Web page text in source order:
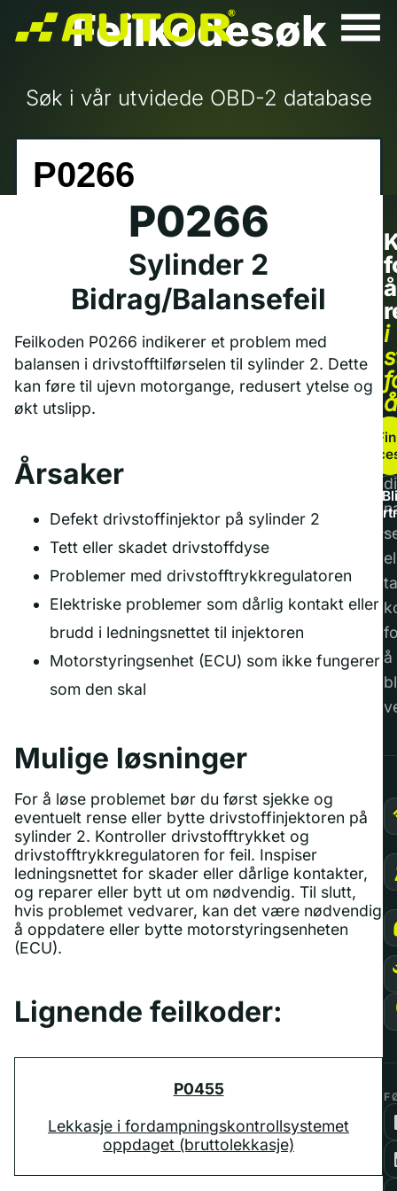
Feilkodesøk
Søk i vår utvidede OBD-2 database
P0266
Sylinder 2
Bidrag/Balansefeil
Feilkoden P0266 indikerer et problem med
balansen i drivstofftilførselen til sylinder 2. Dette
kan føre til ujevn motorgange, redusert ytelse og
økt utslipp.
Årsaker
Defekt drivstoffinjektor på sylinder 2
Tett eller skadet drivstoffdyse
Problemer med drivstofftrykkregulatoren
Elektriske problemer som dårlig kontakt eller
brudd i ledningsnettet til injektoren
Motorstyringsenhet (ECU) som ikke fungerer
som den skal
Mulige løsninger
For å løse problemet bør du først sjekke og
eventuelt rense eller bytte drivstoffinjektoren på
sylinder 2. Kontroller drivstofftrykket og
drivstofftrykkregulatoren for feil. Inspiser
ledningsnettet for skader eller dårlige kontakter,
og reparer eller bytt ut om nødvendig. Til slutt,
hvis problemet vedvarer, kan det være nødvendig
å oppdatere eller bytte motorstyringsenheten
(ECU).
Lignende feilkoder:
P0455
Lekkasje i fordampningskontrollsystemet
oppdaget (bruttolekkasje)
å
i
å
ta
å
Bli